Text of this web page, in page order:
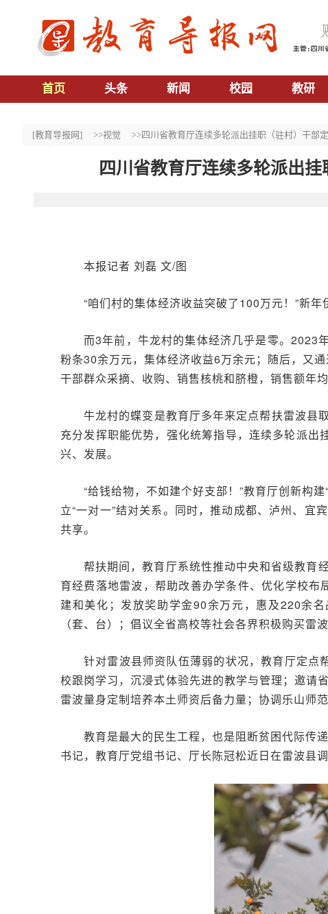
首页 头条 新闻 校园 教研
[教育导报网] >>视觉 >>四川省教育厅连续多轮派出挂职（驻村）干
四川省教育厅连续多轮派出
本报记者 刘磊 文/图
“咱们村的集体经济收益突破了100万元！”新
而3年前，牛龙村的集体经济几乎是零。2023
粉条30余万元，集体经济收益6万余元；随后，又
干部群众采摘、收购、销售核桃和脐橙，销售额年
牛龙村的蝶变是教育厅多年来定点帮扶雷波县
充分发挥职能优势，强化统筹指导，连续多轮派
兴、发展。
“给钱给物，不如建个好支部！”教育厅创新构
立“一对一”结对关系。同时，推动成都、泸州、
共享。
帮扶期间，教育厅系统性推动中央和省级教育
育经费落地雷波，帮助改善办学条件、优化学校
建和美化；发放奖助学金90余万元，惠及220余
（套、台）；倡议全省高校等社会各界积极购买雷
针对雷波县师资队伍薄弱的状况，教育厅定点
校跟岗学习，沉浸式体验先进的教学与管理；邀请
雷波量身定制培养本土师资后备力量；协调乐山师
教育是最大的民生工程，也是阻断贫困代际传
书记，教育厅党组书记、厅长陈冠松近日在雷波县